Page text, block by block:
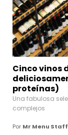
Cinco vinos
proteínas)
Una fabulosa
complejos
Por Mr Menu Staff